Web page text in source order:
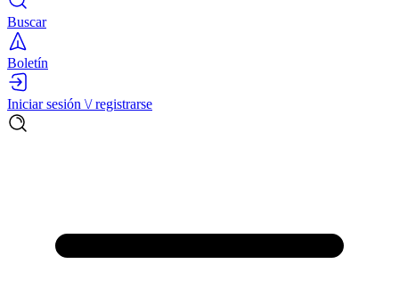
Buscar
Boletín
Iniciar sesión \/ registrarse